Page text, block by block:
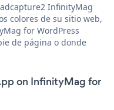
InfinityMag
colores de su sitio web,
for WordPress
de página o donde
on InfinityMag for